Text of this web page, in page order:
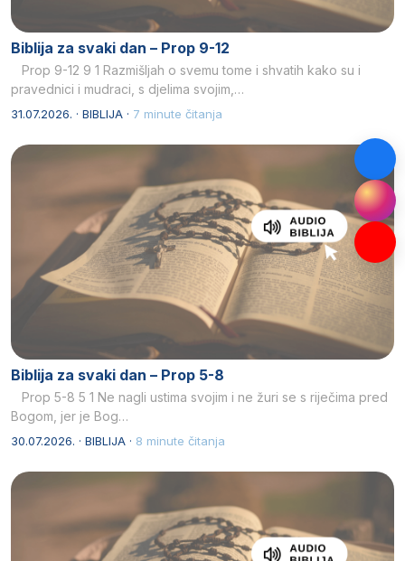
Biblija za svaki dan – Prop 9-12
Prop 9-12 9 1 Razmišljah o svemu tome i shvatih kako su i
pravednici i mudraci, s djelima svojim,…
31.07.2026. · BIBLIJA · 7 minute čitanja
Biblija za svaki dan – Prop 5-8
Prop 5-8 5 1 Ne nagli ustima svojim i ne žuri se s riječima pred
Bogom, jer je Bog…
30.07.2026. · BIBLIJA · 8 minute čitanja